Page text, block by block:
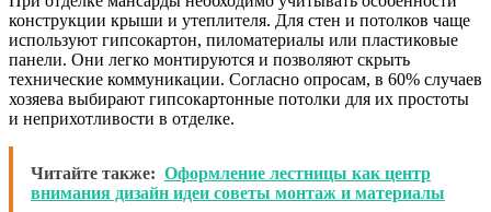
конструкции крыши и утеплителя. Для стен и потолков чаще
используют гипсокартон, пиломатериалы или пластиковые
панели. Они легко монтируются и позволяют скрыть
технические коммуникации. Согласно опросам, в 60% случаев
хозяева выбирают гипсокартонные потолки для их простоты
и неприхотливости в отделке.
Читайте также: Оформление лестницы как центр
внимания дизайн идеи советы монтаж и материалы